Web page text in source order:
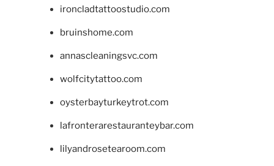
ironcladtattoostudio.com
bruinshome.com
annascleaningsvc.com
wolfcitytattoo.com
oysterbayturkeytrot.com
lafronterarestauranteybar.com
lilyandrosetearoom.com